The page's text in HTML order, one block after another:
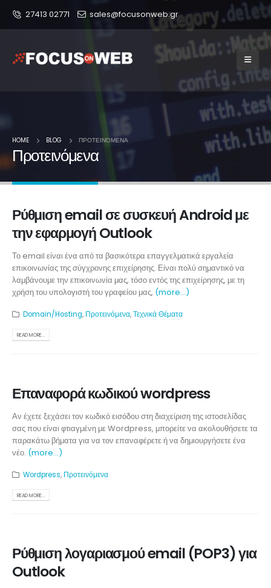
27413 02771 sales@focusonweb.gr
HOME BLOG ΠΡΟΤΕΙΝΌΜΕΝΑ
Προτεινόμενα
Ρύθμιση email σε συσκευή Android με
την εφαρμογή Outlook
Το email είναι ένα από τα βασικότερα επαγγελματικά εργαλεία
επικοινωνίας της σύγχρονης επιχείρησης. Είναι πολύ σημαντικό να
λαμβάνουμε την επικοινωνία μας, τόσο εντός της επιχείρησης, με τη
χρήση του υπολογιστή του γραφείου μας, (more…)
Domain/Hosting, Προτεινόμενα,Τεχνικά Θέματα
READ MORE...
Επαναφορά κωδικού wordpress
Αν έχετε ξεχάσει τον κωδικό εισόδου στη διαχείριση της ιστοσελίδας
σας που είναι φτιαγμένη με Wordpress, μπορείτε να ακολουθήσετε τα
παρακάτω βήματα για να τον επαναφέρετε ή να δημιουργήσετε ένα
νέο. (more…)
Wordpress, Προτεινόμενα
READ MORE...
Ρύθμιση λογαριασμού email (POP3) για
Outlook